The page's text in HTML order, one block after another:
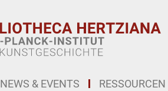
NEWS & EVENTS RESSOURCEN